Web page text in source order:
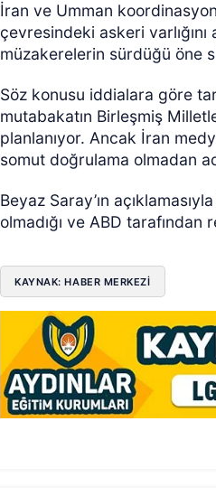
İran ve Umman
çevresindeki askeri
müzakerelerin sürdüğü öne
Söz konusu iddialara göre
mutabakatın Birleşmiş
planlanıyor. Ancak İran
somut doğrulama olmadan
Beyaz Saray’ın
olmadığı ve ABD
KAYNAK: HABER MERKEZİ